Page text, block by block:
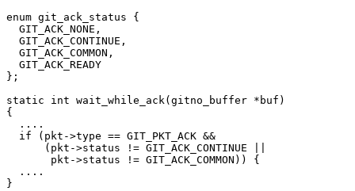
enum git_ack_status {
  GIT_ACK_NONE,
  GIT_ACK_CONTINUE,
  GIT_ACK_COMMON,
  GIT_ACK_READY
};
static int wait_while_ack(gitno_buffer *buf)
{
  ....
  if (pkt->type == GIT_PKT_ACK &&
      (pkt->status != GIT_ACK_CONTINUE ||
       pkt->status != GIT_ACK_COMMON)) {
  ....
}